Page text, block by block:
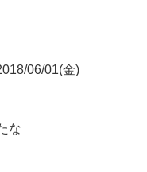
06/01(金)
な